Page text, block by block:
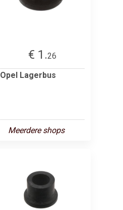
€ 1.26
Opel Lagerbus
Meerdere shops